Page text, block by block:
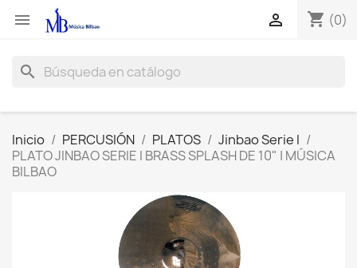
 shopping_cart (0)

search
Inicio PERCUSIÓN PLATOS
Jinbao Serie I
PLATO JINBAO SERIE I BRASS SPLASH DE 10" | MÚSICA
BILBAO